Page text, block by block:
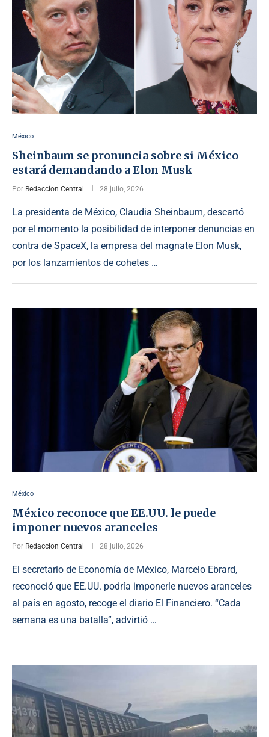
México
Sheinbaum se pronuncia sobre si México
estará demandando a Elon Musk
Por Redaccion Central 28 julio, 2026
La presidenta de México, Claudia Sheinbaum, descartó
por el momento la posibilidad de interponer denuncias en
contra de SpaceX, la empresa del magnate Elon Musk,
por los lanzamientos de cohetes …
México
México reconoce que EE.UU. le puede
imponer nuevos aranceles
Por Redaccion Central 28 julio, 2026
El secretario de Economía de México, Marcelo Ebrard,
reconoció que EE.UU. podría imponerle nuevos aranceles
al país en agosto, recoge el diario El Financiero. “Cada
semana es una batalla”, advirtió …